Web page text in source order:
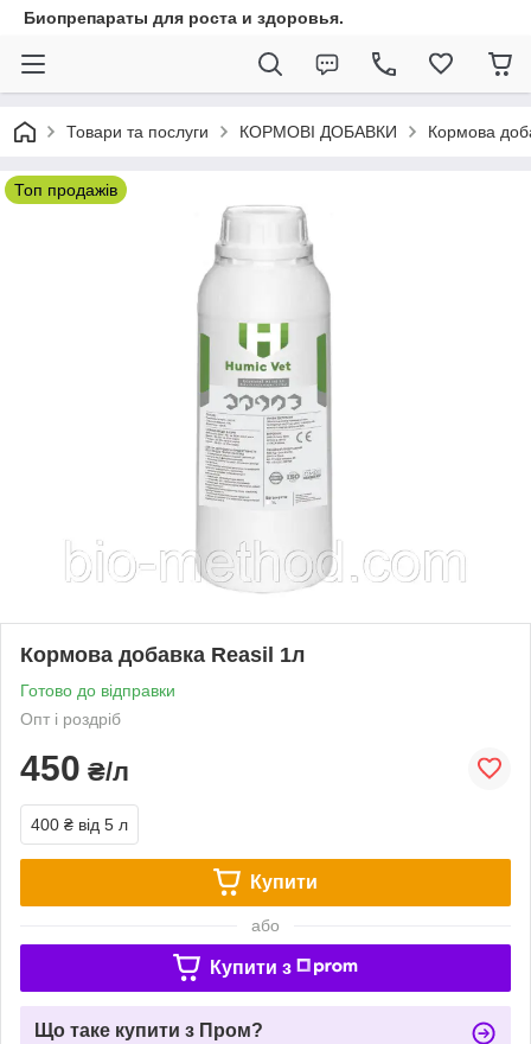
Биопрепараты для роста и здоровья.
Товари та послуги КОРМОВІ ДОБАВКИ Кормова
Топ продажів
Кормова добавка Reasil 1л
Готово до відправки
Опт і роздріб
450 ₴/л
400 ₴ від 5 л
Купити
або
Купити з
Що таке купити з Пром?